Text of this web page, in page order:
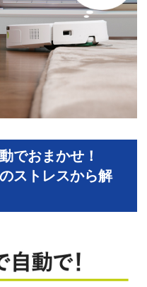
でおまかせ！
ストレスから解